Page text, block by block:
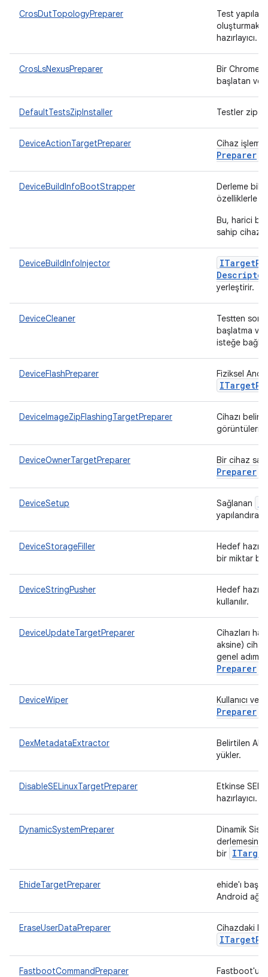
CrosDutTopologyPreparer
Test
oluşturmak
hazırlayıcı.
CrosLsNexusPreparer
Bir
başlatan ve
DefaultTestsZipInstaller Testler zip
DeviceActionTargetPreparer Cihaz
Preparer
DeviceBuildInfoBootStrapper
Derleme
özelliklerle
Bu, harici bir
sahip
DeviceBuildInfoInjector ITarget
Descriptor
yerleştirir.
DeviceCleaner
Testten
başlatma
isteğe bağlı
DeviceFlashPreparer Fiziksel
ITarget
DeviceImageZipFlashingTargetPreparer
Cihazı
DeviceOwnerTargetPreparer Bir cihaz
Preparer
DeviceSetup Sağlanan
yapılandıran
DeviceStorageFiller
Hedef
bir miktar
DeviceStringPusher
Hedef
kullanılır.
DeviceUpdateTargetPreparer
Cihazları
aksine)
genel
Preparer
DeviceWiper Kullanıcı
Preparer
DexMetadataExtractor
Belirtilen
yükler.
DisableSELinuxTargetPreparer
Etkinse
hazırlayıcı.
DynamicSystemPreparer
Dinamik
bir ITarget
EhideTargetPreparer
ehide'ı
Android ağ
EraseUserDataPreparer Cihazdaki
ITarget
FastbootCommandPreparer
Fastboot'u